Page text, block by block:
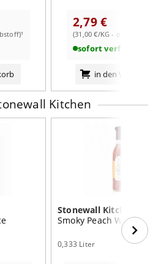
2,79 €
(31,00 €/KG - ohne
sofort verfügbar
in den
Kitchen
Stonewall Kitchen
Smoky Peach
0,333 Liter